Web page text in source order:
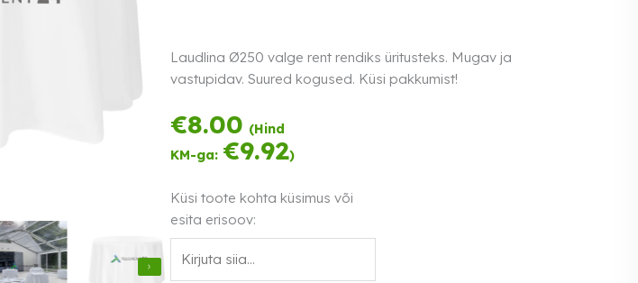
Laudlina Ø250 valge rent rendiks üritusteks. Mugav ja
vastupidav. Suured kogused. Küsi pakkumist!
€8.00 (Hind
KM-ga: €9.92)
Küsi toote kohta küsimus või
esita erisoov: